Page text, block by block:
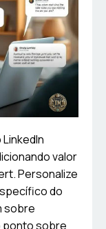
valor
Personalize
do
sobre
ponto sobre